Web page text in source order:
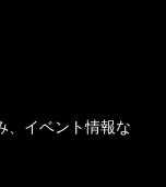
、イベント情報な